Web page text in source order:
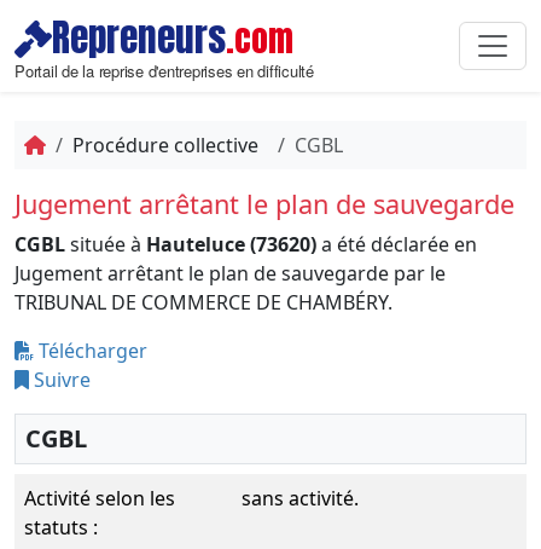
Repreneurs.com
Portail de la reprise d'entreprises en difficulté
Procédure collective CGBL
Jugement arrêtant le plan de sauvegarde
CGBLsituée à Hauteluce (73620)a été déclarée en
Jugement arrêtant le plan de sauvegarde par le
TRIBUNAL DE COMMERCE DE CHAMBÉRY.
Télécharger
Suivre
CGBL
Activité selon les
statuts :
sans activité.